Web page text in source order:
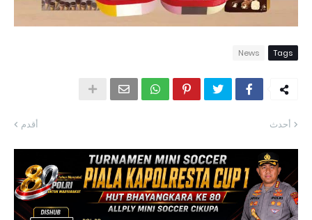
Tags
News
أحدث أقدم